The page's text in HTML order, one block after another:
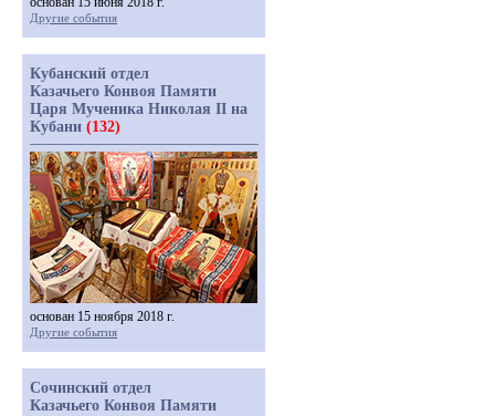
Другие события
Кубанский отдел
Казачьего Конвоя Памяти
Царя Мученика Николая II на
Кубани (132)
основан 15 ноября 2018 г.
Другие события
Сочинский отдел
Казачьего Конвоя Памяти